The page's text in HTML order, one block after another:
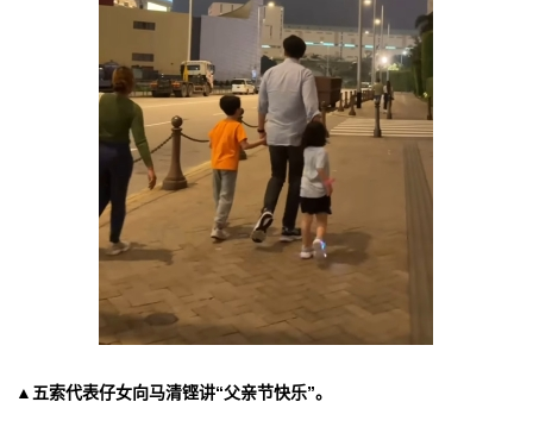
▲五索代表仔女向马清铿讲“父亲节快乐”。